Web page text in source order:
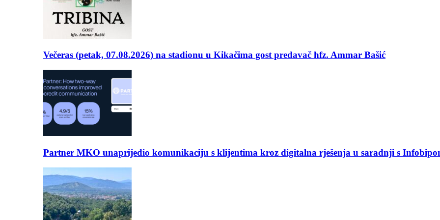
Večeras (petak, 07.08.2026) na stadionu u Kikačima gost predavač hfz. Ammar Bašić
Partner MKO unaprijedio komunikaciju s klijentima kroz digitalna rješenja u saradnji s